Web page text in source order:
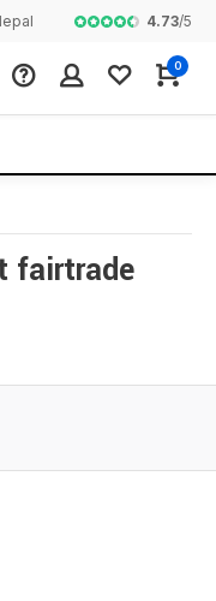
Complete
4.73/5
0
fairtrade